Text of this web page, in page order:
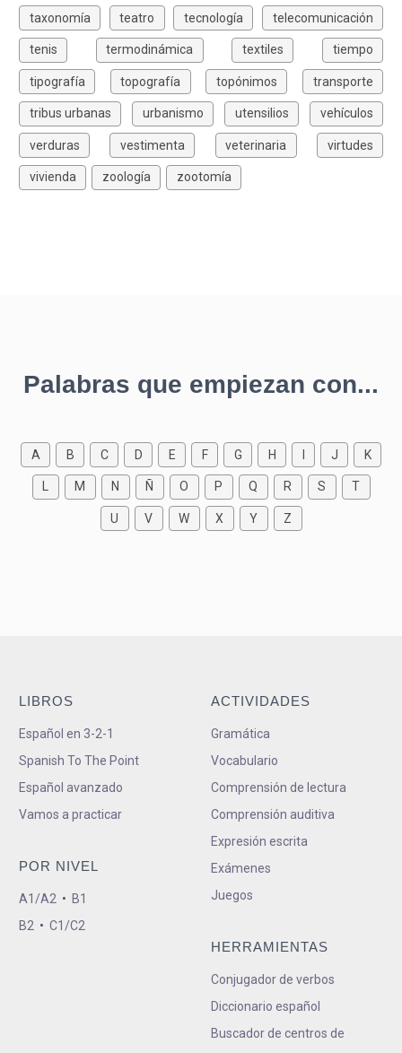
taxonomía teatro tecnología telecomunicación
tenis termodinámica textiles tiempo
tipografía topografía topónimos transporte
tribus urbanas urbanismo utensilios vehículos
verduras vestimenta veterinaria virtudes
vivienda zoología zootomía
Palabras que empiezan con...
A B C D E F G H J K
M N Ñ O P Q R S T
U V W X Y Z
LIBROS
Español en 3-2-1
Spanish To The Point
Español avanzado
Vamos a practicar
POR NIVEL
A1/A2 • B1
B2 • C1/C2
ACTIVIDADES
Gramática
Vocabulario
Comprensión de lectura
Comprensión auditiva
Expresión escrita
Exámenes
Juegos
HERRAMIENTAS
Conjugador de verbos
Diccionario español
Buscador de centros de